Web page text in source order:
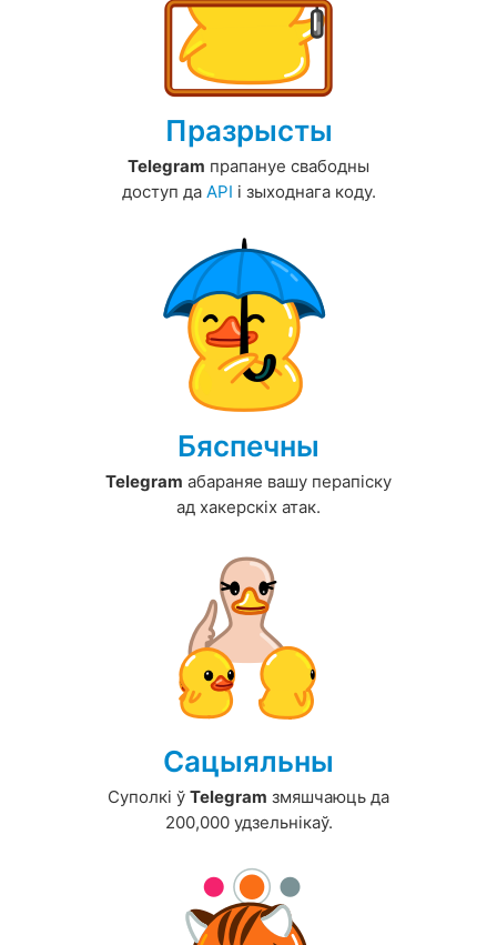
Празрысты
Telegram прапануе свабодны
доступ да API і зыходнага коду.
Бяспечны
Telegram абараняе вашу перапіску
ад хакерскіх атак.
Сацыяльны
Суполкі ў Telegram змяшчаюць да
200,000 удзельнікаў.